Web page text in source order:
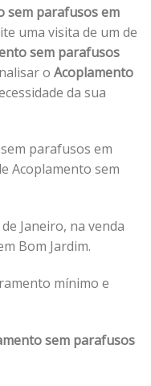
sem parafusos em
uma visita de um de
sem parafusos
o Acoplamento
da sua
parafusos em
Acoplamento sem
Janeiro, na venda
Bom Jardim.
mínimo e
sem parafusos